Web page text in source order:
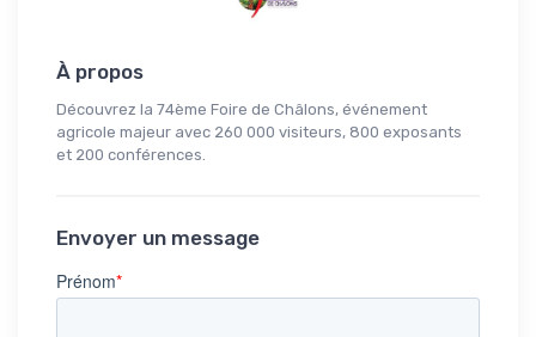
À propos
Découvrez la 74ème Foire de Châlons, événement
agricole majeur avec 260 000 visiteurs, 800 exposants
et 200 conférences.
Envoyer un message